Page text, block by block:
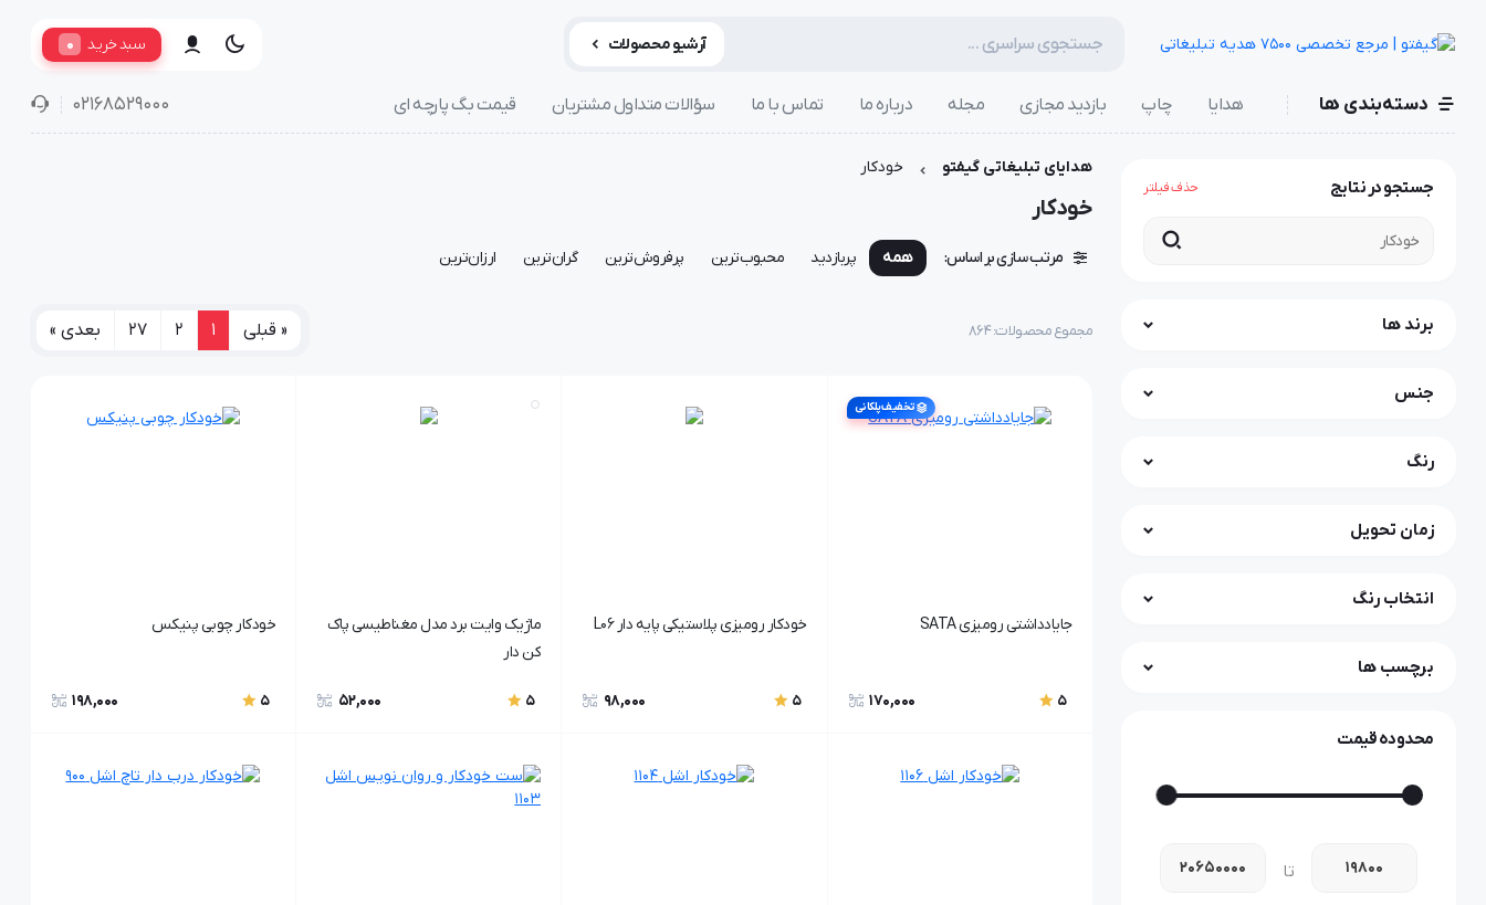
آرشیو محصولات سبد خرید 0
دسته‌بندی ها هدایا چاپ بازدید مجازی مجله درباره ما تماس با ما سؤالات متداول مشتریان قیمت بگ پارچه ای 02168529000
جستجو در نتایج حذف فیلتر
برند ها
جنس
رنگ
زمان تحویل
انتخاب رنگ
برچسب ها
محدوده قیمت
تا
هدایای تبلیغاتی گیفتو خودکار
خودکار
مرتب سازی بر اساس: همه پربازدید محبوب‌ترین پرفروش‌ترین گران‌ترین ارزان‌ترین
مجموع محصولات: ۸۶۴ « قبلی 1
2
27 بعدی »
جایادداشتی رومیزی SATA
5
170,000
تخفیف پلکانی
خودکار رومیزی پلاستیکی پایه دار L06
5
98,000
ماژیک وایت برد مدل مغناطیسی پاک
کن دار
5
52,000
خودکار چوبی پنیکس
5
198,000